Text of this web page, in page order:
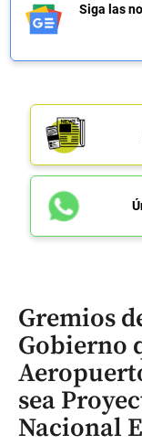
Siga las
Gremios
Gobierno
sea
Nacional